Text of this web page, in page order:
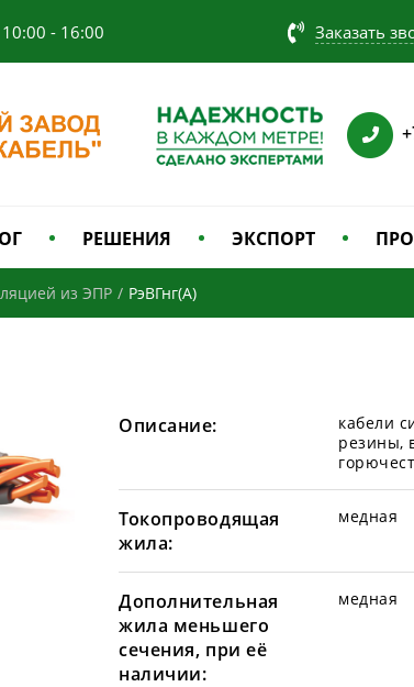
10:00 - 16:00 Заказать
РЕШЕНИЯ ЭКСПОРТ
из ЭПР / РэВГнг(А)
Описание:
кабели
резины,
Токопроводящая
жила:
медная
Дополнительная
жила меньшего
сечения, при её
наличии:
медная